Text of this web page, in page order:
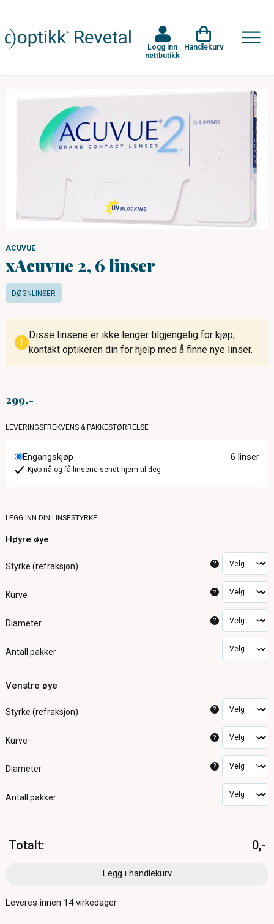
Logg inn
nettbutikk
Handlekurv
ACUVUE
xAcuvue 2, 6 linser
DØGNLINSER
!
Disse linsene er ikke lenger tilgjengelig for kjøp,
kontakt optikeren din for hjelp med å finne nye linser.
299
LEVERINGSFREKVENS & PAKKESTØRRELSE
Engangskjøp 6 linser
Kjøp nå og få linsene sendt hjem til deg
LEGG INN DIN LINSESTYRKE:
Høyre øye
Styrke (refraksjon) ?
Kurve ?
Diameter ?
Antall pakker
Venstre øye
Styrke (refraksjon) ?
Kurve ?
Diameter ?
Antall pakker
Totalt: 0,-
Legg i handlekurv
Leveres innen 14virkedager